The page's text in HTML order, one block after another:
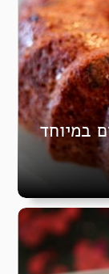
במיוחד